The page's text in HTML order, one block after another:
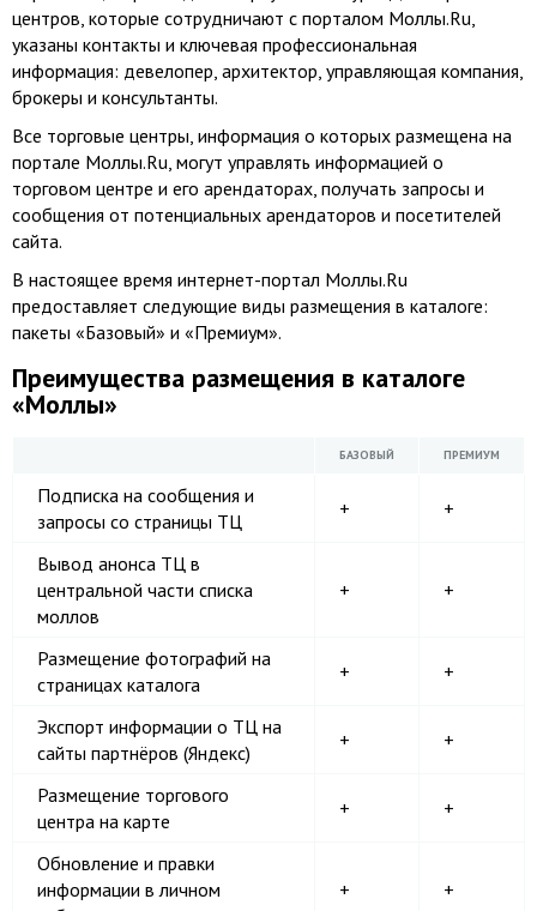
центров, которые сотрудничают с порталом Моллы.Ru,
указаны контакты и ключевая профессиональная
информация: девелопер, архитектор, управляющая компания,
брокеры и консультанты.
Все торговые центры, информация о которых размещена на
портале Моллы.Ru, могут управлять информацией о
торговом центре и его арендаторах, получать запросы и
сообщения от потенциальных арендаторов и посетителей
сайта.
В настоящее время интернет-портал Моллы.Ru
предоставляет следующие виды размещения в каталоге:
пакеты «Базовый» и «Премиум».
Преимущества размещения в каталоге
«Моллы»
БАЗОВЫЙ ПРЕМИУМ
Подписка на сообщения и
запросы со страницы ТЦ
+ +
Вывод анонса ТЦ в
центральной части списка
моллов
+ +
Размещение фотографий на
страницах каталога
+ +
Экспорт информации о ТЦ на
сайты партнёров (Яндекс)
+ +
Размещение торгового
центра на карте
+ +
Обновление и правки
информации в личном
+ +